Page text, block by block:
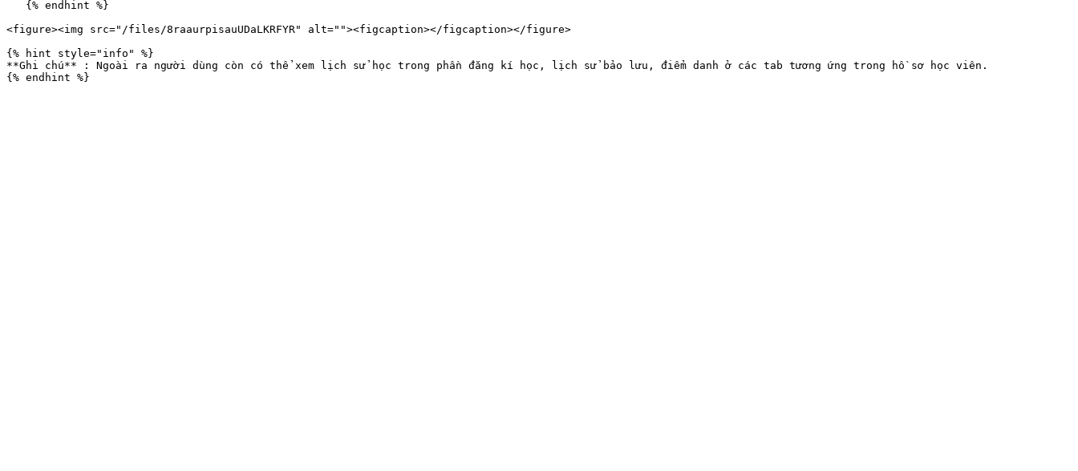
<figure><img src="/files/8raaurpisauUDaLKRFYR" alt=""><figcaption></figcaption></figure>
{% hint style="info" %}
**Ghi chú** : Ngoài ra người dùng còn có thể xem lịch sử học trong phần đăng kí học, lịch sử bảo lưu, điểm danh ở các tab tương ứng trong hồ sơ học viên.